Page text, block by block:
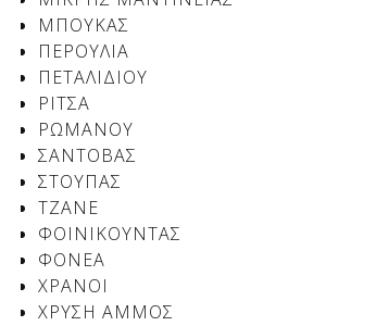
ΜΠΟΥΚΑΣ
ΠΕΡΟΥΛΙΑ
ΠΕΤΑΛΙΔΙΟΥ
ΡΙΤΣΑ
ΡΩΜΑΝΟΥ
ΣΑΝΤΟΒΑΣ
ΣΤΟΥΠΑΣ
ΤΖΑΝΕ
ΦΟΙΝΙΚΟΥΝΤΑΣ
ΦΟΝΕΑ
ΧΡΑΝΟΙ
ΧΡΥΣΗ ΑΜΜΟΣ